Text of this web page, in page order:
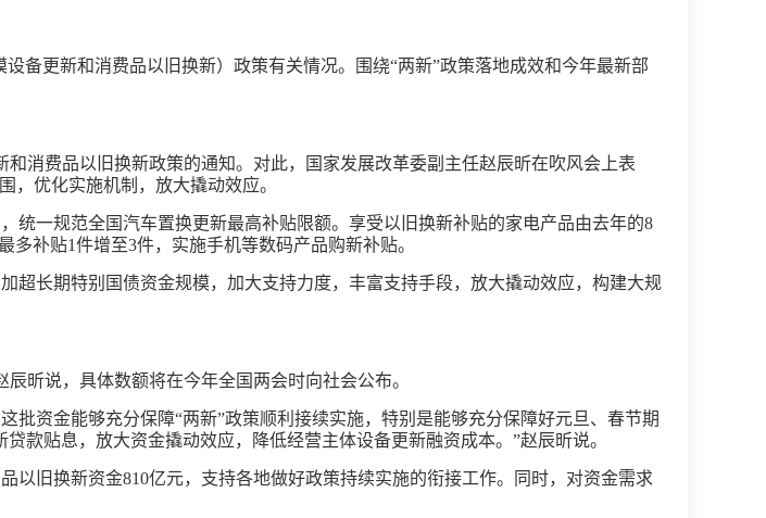
备更新和消费品以旧换新）政策有关情况。围绕“两新”政策落地成效和今年最新部
消费品以旧换新政策的通知。对此，国家发展改革委副主任赵辰昕在吹风会上表
，优化实施机制，放大撬动效应。
统一规范全国汽车置换更新最高补贴限额。享受以旧换新补贴的家电产品由去年的8
补贴1件增至3件，实施手机等数码产品购新补贴。
超长期特别国债资金规模，加大支持力度，丰富支持手段，放大撬动效应，构建大规
昕说，具体数额将在今年全国两会时向社会公布。
资金能够充分保障“两新”政策顺利接续实施，特别是能够充分保障好元旦、春节期
款贴息，放大资金撬动效应，降低经营主体设备更新融资成本。”赵辰昕说。
以旧换新资金810亿元，支持各地做好政策持续实施的衔接工作。同时，对资金需求